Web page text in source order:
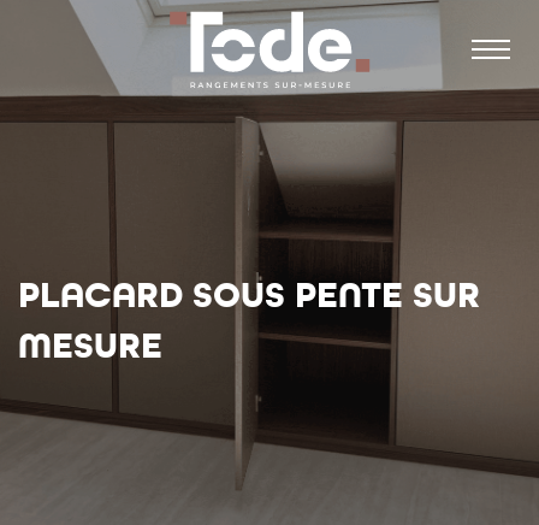
PLACARD SOUS PENTE SUR
MESURE